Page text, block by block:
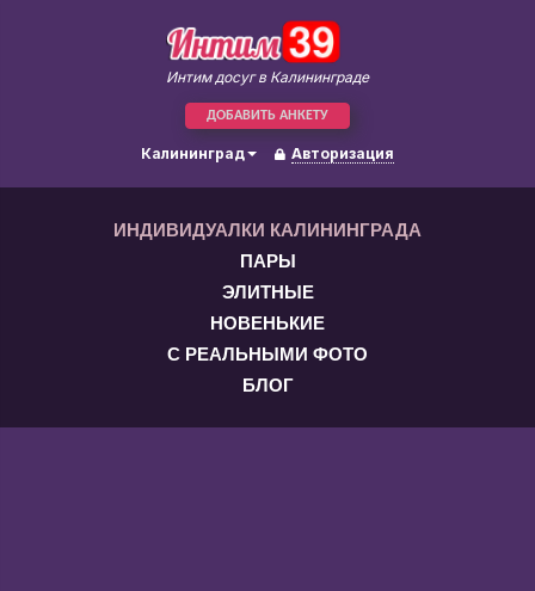
Интим досуг в Калининграде
ДОБАВИТЬ АНКЕТУ
Калининград Авторизация
ИНДИВИДУАЛКИ КАЛИНИНГРАДА
ПАРЫ
ЭЛИТНЫЕ
НОВЕНЬКИЕ
С РЕАЛЬНЫМИ ФОТО
БЛОГ